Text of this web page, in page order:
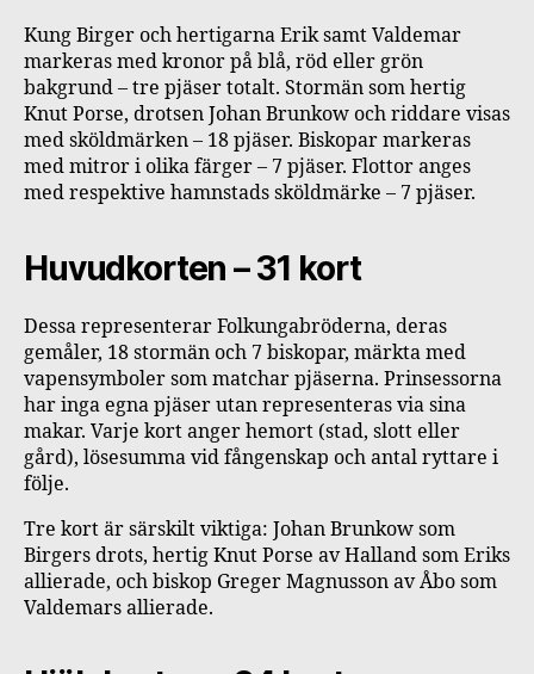
Kung Birger och hertigarna Erik samt Valdemar
markeras med kronor på blå, röd eller grön
bakgrund – tre pjäser totalt. Stormän som hertig
Knut Porse, drotsen Johan Brunkow och riddare visas
med sköldmärken – 18 pjäser. Biskopar markeras
med mitror i olika färger – 7 pjäser. Flottor anges
med respektive hamnstads sköldmärke – 7 pjäser.
Huvudkorten – 31 kort
Dessa representerar Folkungabröderna, deras
gemåler, 18 stormän och 7 biskopar, märkta med
vapensymboler som matchar pjäserna. Prinsessorna
har inga egna pjäser utan representeras via sina
makar. Varje kort anger hemort (stad, slott eller
gård), lösesumma vid fångenskap och antal ryttare i
följe.
Tre kort är särskilt viktiga: Johan Brunkow som
Birgers drots, hertig Knut Porse av Halland som Eriks
allierade, och biskop Greger Magnusson av Åbo som
Valdemars allierade.